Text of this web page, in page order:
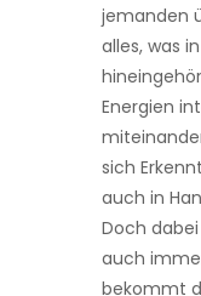
jemanden
alles, was
Energien
sich
auch in
Doch
auch
bekommt